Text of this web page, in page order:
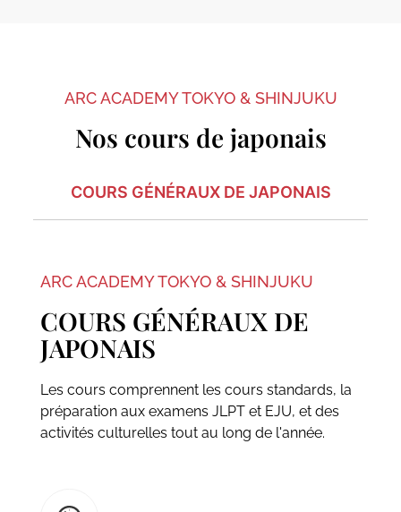
ARC ACADEMY TOKYO & SHINJUKU
Nos cours de japonais
COURS GÉNÉRAUX DE JAPONAIS
ARC ACADEMY TOKYO & SHINJUKU
COURS GÉNÉRAUX DE
JAPONAIS
Les cours comprennent les cours standards, la
préparation aux examens JLPT et EJU, et des
activités culturelles tout au long de l'année.